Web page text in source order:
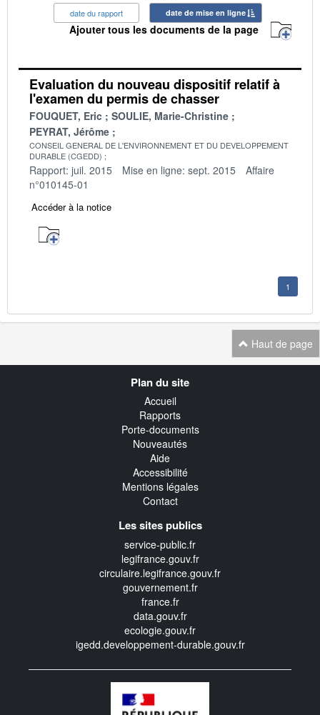
date du rapport date de mise en ligne
Ajouter tous les documents de la page
Evaluation du nouveau dispositif relatif à
l'examen du permis de chasser
FOUQUET, Eric
SOULIE, Marie-Christine
PEYRAT, Jérôme
CONSEIL GENERAL DE L'ENVIRONNEMENT ET DU DEVELOPPEMENT
DURABLE (CGEDD)
Rapport: juil. 2015 Mise en ligne: sept. 2015
Affaire
n°010145-01
Accéder à la notice
1
Haut de page
Plan du site
Accueil
Rapports
Porte-documents
Nouveautés
Aide
Accessibilité
Mentions légales
Contact
Les sites publics
service-public.fr
legifrance.gouv.fr
circulaire.legifrance.gouv.fr
gouvernement.fr
france.fr
data.gouv.fr
ecologie.gouv.fr
igedd.developpement-durable.gouv.fr